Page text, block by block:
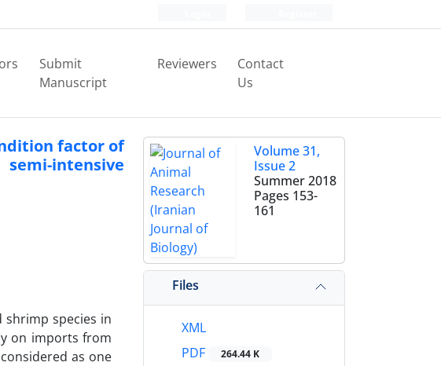
Submit
Manuscript
Reviewers
Contact
Us
factor of
intensive
species in
on imports from
as one
Volume 31,
Issue 2
Summer 2018
Pages 153-
161
Files
XML
PDF
264.44 K